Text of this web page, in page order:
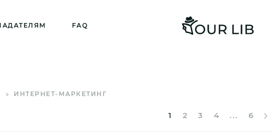
FAQ
ИНТЕРНЕТ-МАРКЕТИНГ
1 2 3 4 ... 6